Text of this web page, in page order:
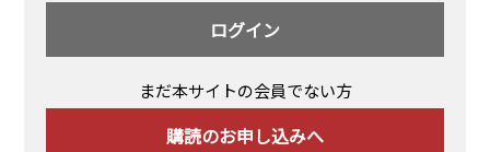
ログイン
まだ本サイトの会員でない方
購読のお申し込みへ